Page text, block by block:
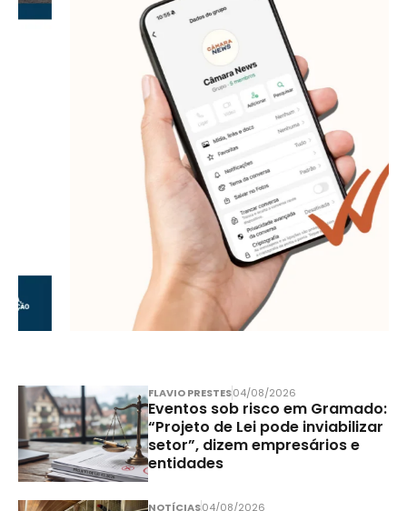
FLAVIO PRESTES04/08/2026
Eventos sob risco em Gramado:
“Projeto de Lei pode inviabilizar
setor”, dizem empresários e
entidades
NOTÍCIAS04/08/2026